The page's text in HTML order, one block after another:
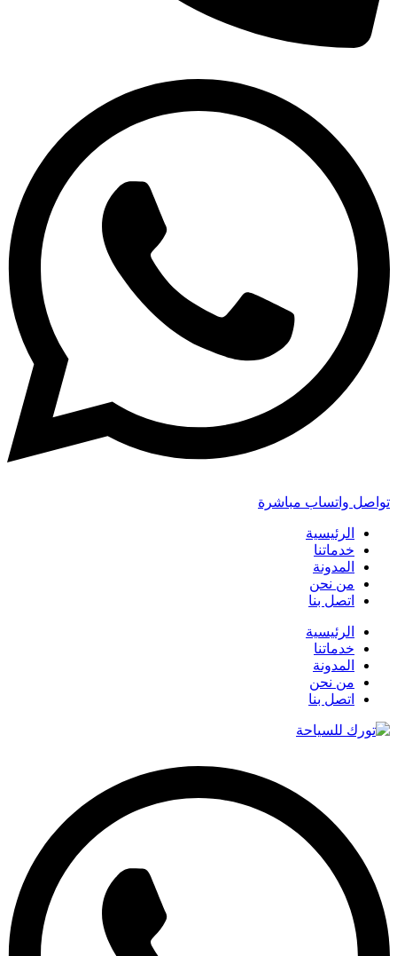
تواصل واتساب مباشرة
الرئيسية
خدماتنا
المدونة
من نحن
اتصل بنا
الرئيسية
خدماتنا
المدونة
من نحن
اتصل بنا